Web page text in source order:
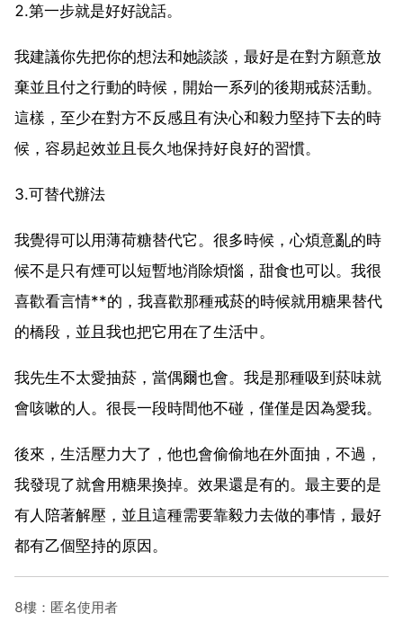
2.第一步就是好好說話。
我建議你先把你的想法和她談談，最好是在對方願意放
棄並且付之行動的時候，開始一系列的後期戒菸活動。
這樣，至少在對方不反感且有決心和毅力堅持下去的時
候，容易起效並且長久地保持好良好的習慣。
3.可替代辦法
我覺得可以用薄荷糖替代它。很多時候，心煩意亂的時
候不是只有煙可以短暫地消除煩惱，甜食也可以。我很
喜歡看言情**的，我喜歡那種戒菸的時候就用糖果替代
的橋段，並且我也把它用在了生活中。
我先生不太愛抽菸，當偶爾也會。我是那種吸到菸味就
會咳嗽的人。很長一段時間他不碰，僅僅是因為愛我。
後來，生活壓力大了，他也會偷偷地在外面抽，不過，
我發現了就會用糖果換掉。效果還是有的。最主要的是
有人陪著解壓，並且這種需要靠毅力去做的事情，最好
都有乙個堅持的原因。
8樓：匿名使用者